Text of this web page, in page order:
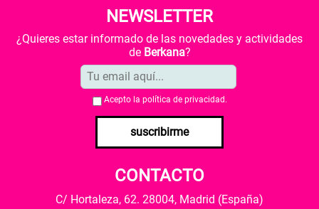
NEWSLETTER
¿Quieres estar informado de las novedades y actividades
de Berkana?
Acepto la política de privacidad .
suscribirme
CONTACTO
C/ Hortaleza, 62. 28004, Madrid (España)